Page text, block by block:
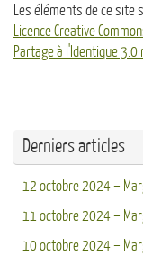
Les éléments de ce site
Licence Creative
Partage à l'Identique
Derniers articles
12 octobre 2024 –
11 octobre 2024 –
10 octobre 2024 –